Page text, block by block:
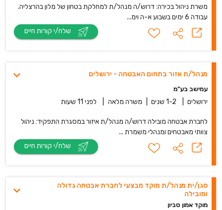
משרת ניהול בכירה: דרוש/ה מנהל/ת למחלקת בטחון של מלון בהרצליה.
עבודה 6 ימים בשבוע א-ה וימ...
מנהל/ת אזור בתחום האבטחה - ירושלים
עמישב בע"מ
ירושלים 1-2 שנים משרה מלאה לפני 11 שעות
לחברת אבטחה מובילה דרוש/ה מנהל/ת איזור במסגרת התפקיד: ניהול
צוותי מאבטחים ומנהלי משמרת ...
סגן/ית מנהל/ת מוקד מבצעי לחברת אבטחה גדולה
ומובילה
מוקד אמון סביון